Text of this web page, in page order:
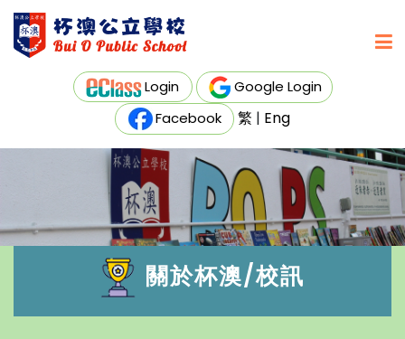
Login
Google Login
Facebook
繁 | Eng
關於杯澳/校訊